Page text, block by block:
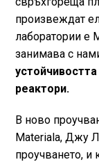
произвеждат
лаборатории е
занимава с
реактори.
В ново
Materiala, Джу
проучването, и